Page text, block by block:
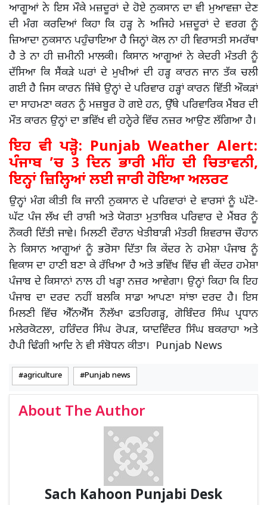
ਆਗੂਆਂ ਨੇ ਇਸ ਮੌਕੇ ਮਜ਼ਦੂਰਾਂ ਦੇ ਹੋਏ ਨੁਕਸਾਨ ਦਾ ਵੀ ਮੁਆਵਜ਼ਾ ਦੇਣ
ਦੀ ਮੰਗ ਕਰਦਿਆਂ ਕਿਹਾ ਕਿ ਹੜ੍ਹ ਨੇ ਅਜਿਹੇ ਮਜ਼ਦੂਰਾਂ ਦੇ ਵਰਗ ਨੂੰ
ਜ਼ਿਆਦਾ ਨੁਕਸਾਨ ਪਹੁੰਚਾਇਆ ਹੈ ਜਿਨ੍ਹਾਂ ਕੋਲ ਨਾ ਹੀ ਵਿਰਾਸਤੀ ਸਮਰੱਥਾ
ਹੈ ਤੇ ਨਾ ਹੀ ਜ਼ਮੀਨੀ ਮਾਲਕੀ। ਕਿਸਾਨ ਆਗੂਆਂ ਨੇ ਕੇਦਰੀ ਮੰਤਰੀ ਨੂੰ
ਦੱਸਿਆ ਕਿ ਸੈਂਕੜੇ ਘਰਾਂ ਦੇ ਮੁਖੀਆਂ ਦੀ ਹੜ੍ਹ ਕਾਰਨ ਜਾਨ ਤੱਕ ਚਲੀ
ਗਈ ਹੈ ਜਿਸ ਕਾਰਨ ਜਿੱਥੇ ਉਨ੍ਹਾਂ ਦੇ ਪਰਿਵਾਰ ਹੜ੍ਹਾਂ ਕਾਰਨ ਵਿੱਤੀ ਔਕੜਾਂ
ਦਾ ਸਾਹਮਣਾ ਕਰਨ ਨੂੰ ਮਜ਼ਬੂਰ ਹੋ ਗਏ ਹਨ, ਉੱਥੇ ਪਰਿਵਾਰਿਕ ਮੈਂਬਰ ਦੀ
ਮੌਤ ਕਾਰਨ ਉਨ੍ਹਾਂ ਦਾ ਭਵਿੱਖ ਵੀ ਹਨ੍ਹੇਰੇ ਵਿੱਚ ਨਜ਼ਰ ਆਉਣ ਲੱਗਿਆ ਹੈ।
ਇਹ ਵੀ ਪੜ੍ਹੋ: Punjab Weather Alert:
ਪੰਜਾਬ ’ਚ 3 ਦਿਨ ਭਾਰੀ ਮੀਂਹ ਦੀ ਚਿਤਾਵਨੀ,
ਇਨ੍ਹਾਂ ਜ਼ਿਲ੍ਹਿਆਂ ਲਈ ਜਾਰੀ ਹੋਇਆ ਅਲਰਟ
ਉਨ੍ਹਾਂ ਮੰਗ ਕੀਤੀ ਕਿ ਜਾਨੀ ਨੁਕਸਾਨ ਦੇ ਪਰਿਵਾਰਾਂ ਦੇ ਵਾਰਸਾਂ ਨੂੰ ਘੱਟੋ-
ਘੱਟ ਪੰਜ ਲੱਖ ਦੀ ਰਾਸ਼ੀ ਅਤੇ ਯੋਗਤਾ ਮੁਤਾਬਿਕ ਪਰਿਵਾਰ ਦੇ ਮੈਂਬਰ ਨੂੰ
ਨੌਕਰੀ ਦਿੱਤੀ ਜਾਵੇ। ਮਿਲਣੀ ਦੌਰਾਨ ਖੇਤੀਬਾੜੀ ਮੰਤਰੀ ਸ਼ਿਵਰਾਜ ਚੌਹਾਨ
ਨੇ ਕਿਸਾਨ ਆਗੂਆਂ ਨੂੰ ਭਰੋਸਾ ਦਿੱਤਾ ਕਿ ਕੇਂਦਰ ਨੇ ਹਮੇਸ਼ਾ ਪੰਜਾਬ ਨੂੰ
ਵਿਕਾਸ ਦਾ ਹਾਣੀ ਬਣਾ ਕੇ ਰੱਖਿਆ ਹੈ ਅਤੇ ਭਵਿੱਖ ਵਿੱਚ ਵੀ ਕੇਂਦਰ ਹਮੇਸ਼ਾ
ਪੰਜਾਬ ਦੇ ਕਿਸਾਨਾਂ ਨਾਲ ਹੀ ਖੜ੍ਹਾ ਨਜ਼ਰ ਆਵੇਗਾ। ਉਨ੍ਹਾਂ ਕਿਹਾ ਕਿ ਇਹ
ਪੰਜਾਬ ਦਾ ਦਰਦ ਨਹੀਂ ਬਲਕਿ ਸਾਡਾ ਆਪਣਾ ਸਾਂਝਾ ਦਰਦ ਹੈ। ਇਸ
ਮਿਲਣੀ ਵਿੱਚ ਐੱਨਐੱਸ ਨੌਲੱਖਾ ਫਤਹਿਗੜ੍ਹ, ਗੋਬਿੰਦਰ ਸਿੰਘ ਪ੍ਰਧਾਨ
ਮਲੇਰਕੋਟਲਾ, ਹਰਿੰਦਰ ਸਿੰਘ ਰੋਪੜ, ਯਾਦਵਿੰਦਰ ਸਿੰਘ ਬਕਰਾਹਾ ਅਤੇ
ਹੈਪੀ ਢਿੰਗੀ ਆਦਿ ਨੇ ਵੀ ਸੰਬੋਧਨ ਕੀਤਾ। Punjab News
agriculture Punjab news
About The Author
Sach Kahoon Punjabi Desk